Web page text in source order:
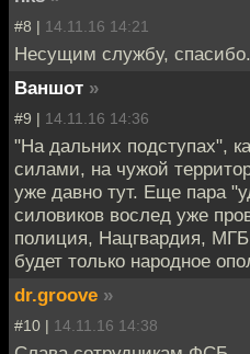
#8 | 14.11.16 14:21
Несущим службу, спасибо.
Ваншот »
#9 | 14.11.16 14:36
"На дальних подступах",
силами, на чужой
уже давно тут. Еще пара
силовиков вослед уже
полиция, Нацгвардия,
будет только народное
dr.groove »
#10 | 14.11.16 14:38